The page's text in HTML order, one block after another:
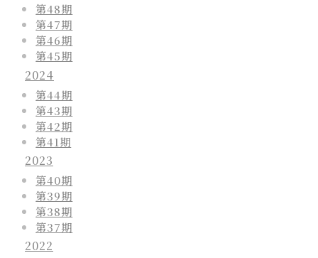
第48期
第47期
第46期
第45期
2024
第44期
第43期
第42期
第41期
2023
第40期
第39期
第38期
第37期
2022